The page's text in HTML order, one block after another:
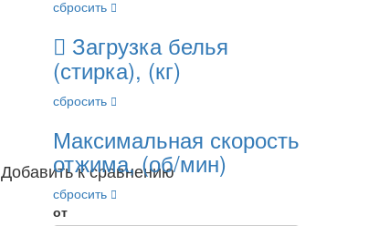
Добавить к сравнению
сбросить
Загрузка белья
(стирка), (кг)
сбросить
Максимальная скорость
отжима, (об/мин)
сбросить
от